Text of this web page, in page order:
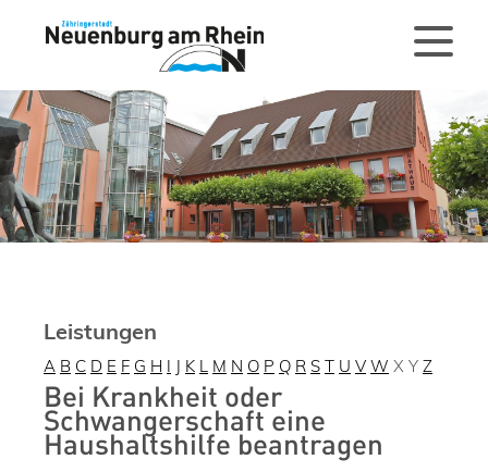
Leistungen
A B C D E F G H I J K L M N O P Q R S T U V W X Y Z
Bei Krankheit oder
Schwangerschaft eine
Haushaltshilfe beantragen